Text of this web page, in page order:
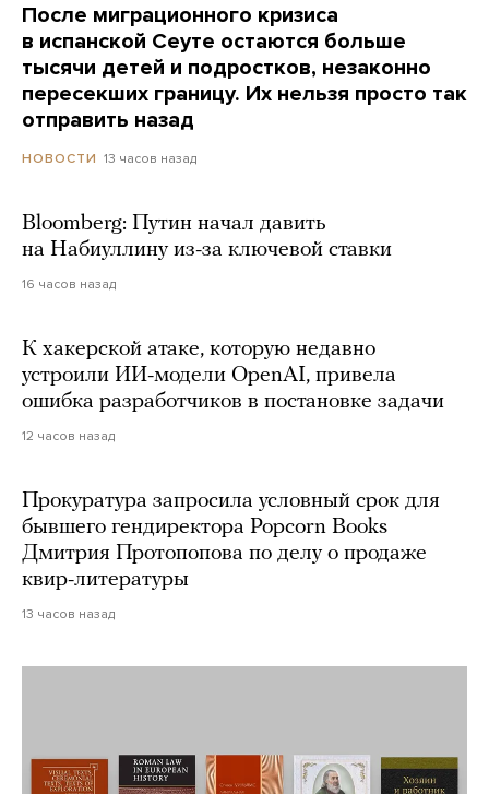
После миграционного кризиса
в испанской Сеуте остаются больше
тысячи детей и подростков, незаконно
пересекших границу. Их нельзя просто так
отправить назад
НОВОСТИ 13 часов назад
Bloomberg: Путин начал давить
на Набиуллину из-за ключевой ставки
16 часов назад
К хакерской атаке, которую недавно
устроили ИИ-модели OpenAI, привела
ошибка разработчиков в постановке задачи
12 часов назад
Прокуратура запросила условный срок для
бывшего гендиректора Popcorn Books
Дмитрия Протопопова по делу о продаже
квир-литературы
13 часов назад